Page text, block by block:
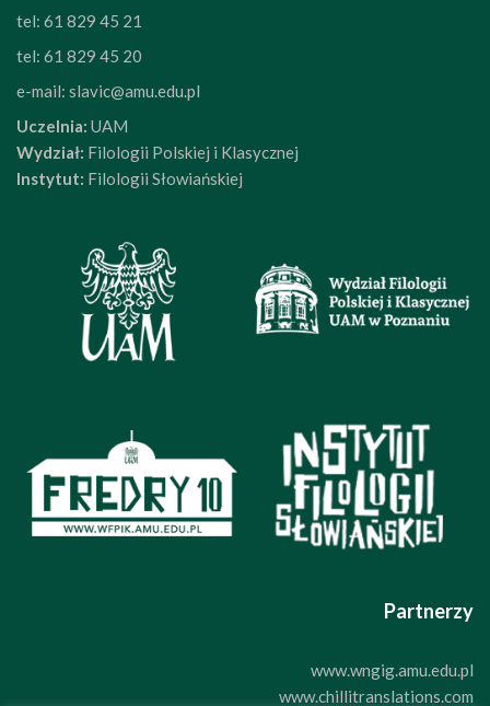
tel: 61 829 45 21
tel: 61 829 45 20
e-mail: slavic@amu.edu.pl
Uczelnia: UAM
Wydział: Filologii Polskiej i Klasycznej
Instytut: Filologii Słowiańskiej
Partnerzy
www.wngig.amu.edu.pl
www.chillitranslations.com